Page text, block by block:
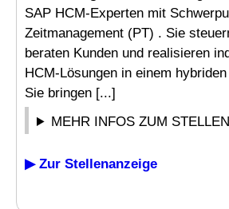
SAP HCM-Experten mit
Zeitmanagement (PT) . Sie
beraten Kunden und realisieren
HCM-Lösungen in einem
Sie bringen [...]
MEHR INFOS ZUM
▶ Zur Stellenanzeige